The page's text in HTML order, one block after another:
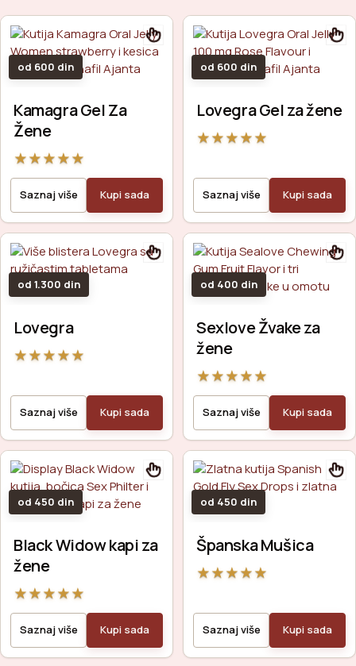
od 600 din
Kamagra Gel Za
Žene
★★★★★
Saznaj više Kupi sada
od 600 din
Lovegra Gel za žene
★★★★★
Saznaj više Kupi sada
od 1.300 din
Lovegra
★★★★★
Saznaj više Kupi sada
od 400 din
Sexlove Žvake za
žene
★★★★★
Saznaj više Kupi sada
od 450 din
Black Widow kapi za
žene
★★★★★
Saznaj više Kupi sada
od 450 din
Španska Mušica
★★★★★
Saznaj više Kupi sada